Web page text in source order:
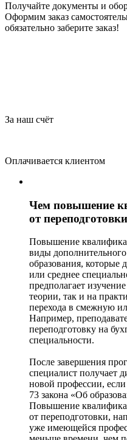
Получайте документы и
Оформим заказ
обязательно заберите заказ!
За наш счёт
Оплачивается клиентом
Чем повышение
от
Повышение
виды
образования, которые
или среднее
предполагает
теории, так и на
перехода в смежную
Например,
переподготовку на
специальности.
После завершения
специалист получает
новой профессии, если
73 закона «Об
Повышение
от переподготовки,
уже имеющейся